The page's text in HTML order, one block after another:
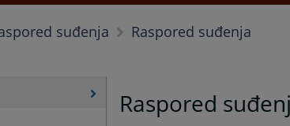
suđenja Raspored suđenja
Raspored